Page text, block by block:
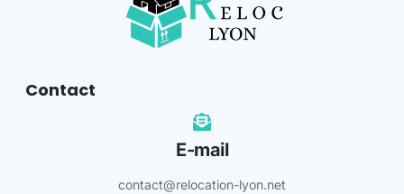
Contact
E-mail
contact@relocation-lyon.net